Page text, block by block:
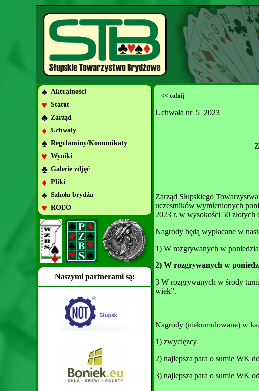
♠ Aktualności
♥ Statut
♣ Zarząd
♦ Uchwały
♠ Regulaminy/Komunikaty
♥ Wyniki
♣ Galerie zdjęć
♦ Pliki
♠ Szkoła brydża
♥ RODO
Naszymi partnerami są:
<< cofnij
Uchwała nr_5_2023
Zarząd Słupskiego
uczestników wymienionych
2023 r. w wysokości 50 złotych
Nagrody będą wypłacane w
1) W rozgrywanych w
2) W rozgrywanych w
3 W rozgrywanych w środy
wiek”.
Nagrody (niekumulowane) w
1) zwycięzcy
2) najlepsza para o sumie WK
3) najlepsza para o sumie WK